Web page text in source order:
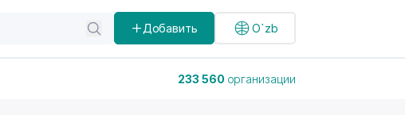
Добавить O`zb
233 560 организации